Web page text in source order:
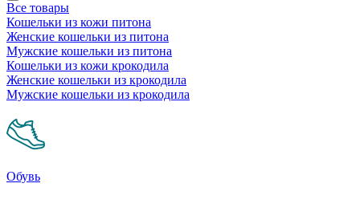
Все товары
Кошельки из кожи питона
Женские кошельки из питона
Мужские кошельки из питона
Кошельки из кожи крокодила
Женские кошельки из крокодила
Мужские кошельки из крокодила
Обувь